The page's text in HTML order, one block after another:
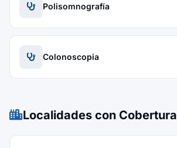
Polisomnografía
Colonoscopia
Localidades con Cobertura